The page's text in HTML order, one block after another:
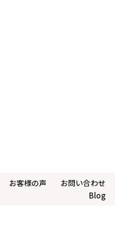
お客様の声
お問い合わせ
Blog